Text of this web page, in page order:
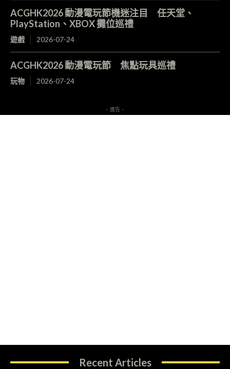
ACGHK2026 動漫電玩節機迷注目 任天堂、
PlayStation、XBOX 攤位巡禮
遊戲 2026-07-24
ACGHK2026 動漫電玩節 焦點玩具巡禮
玩物 2026-07-24
- 廣告 -
Recent Articles